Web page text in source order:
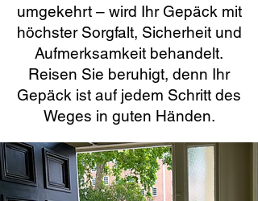
umgekehrt – wird Ihr Gepäck mit
höchster Sorgfalt, Sicherheit und
Aufmerksamkeit behandelt.
Reisen Sie beruhigt, denn Ihr
Gepäck ist auf jedem Schritt des
Weges in guten Händen.